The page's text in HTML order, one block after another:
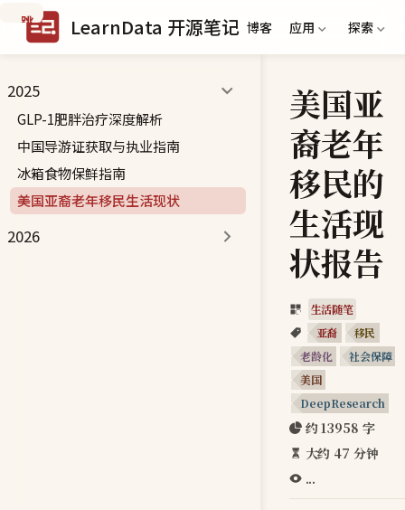
跳
到
主
内
容
LearnData 开源笔记 博客 应用 探索
2025
GLP-1肥胖治疗深度解析
中国导游证获取与执业指南
冰箱食物保鲜指南
美国亚裔老年移民生活现状
2026
美国亚
裔老年
移民的
生活现
状报告
生活随笔
亚裔
移民
老龄化
社会保障
美国
DeepResearch
约 13958 字
大约 47 分钟
...